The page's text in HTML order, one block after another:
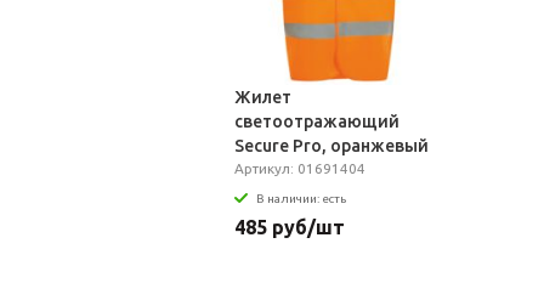
Жилет
светоотражающий
Secure Pro, оранжевый
неон
Артикул: 01691404
В наличии: есть
485 руб/шт